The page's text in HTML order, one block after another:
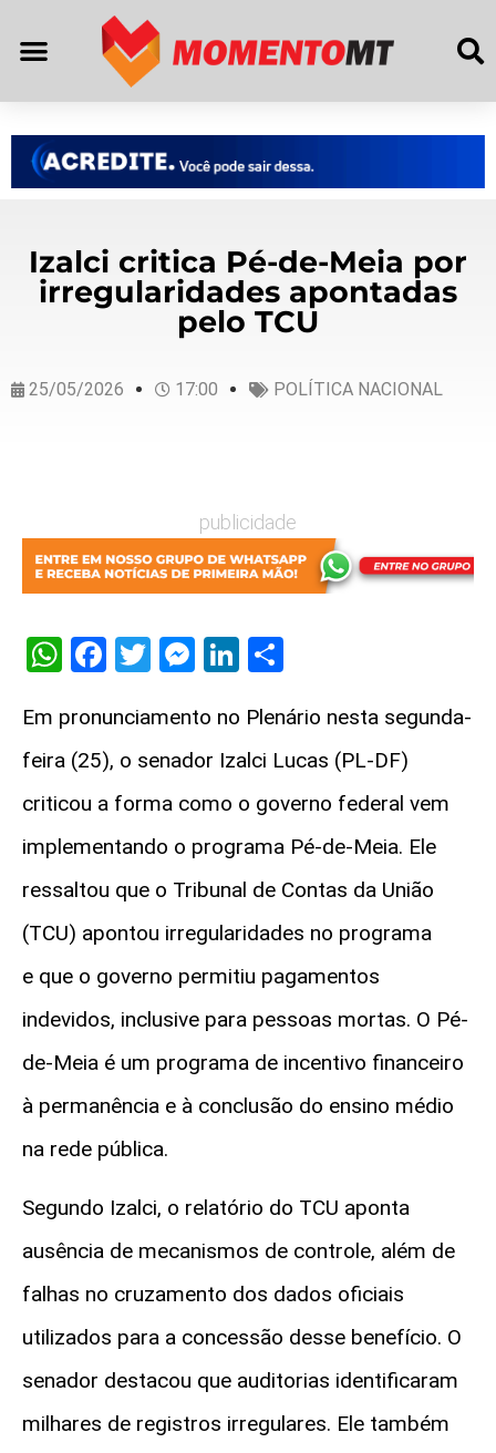
Izalci critica Pé-de-Meia por
irregularidades apontadas
pelo TCU
25/05/2026 17:00 POLÍTICA NACIONAL
publicidade
WhatsApp
Facebook
Twitter
Messenger
LinkedIn
Em pronunciamento no Plenário nesta segunda-
feira (25), o senador Izalci Lucas (PL-DF)
criticou a forma como o governo federal vem
implementando o programa Pé-de-Meia. Ele
ressaltou que o Tribunal de Contas da União
(TCU) apontou irregularidades no programa
e que o governo permitiu pagamentos
indevidos, inclusive para pessoas mortas. O Pé-
de-Meia é um programa de incentivo financeiro
à permanência e à conclusão do ensino médio
na rede pública.
Segundo Izalci, o relatório do TCU aponta
ausência de mecanismos de controle, além de
falhas no cruzamento dos dados oficiais
utilizados para a concessão desse benefício. O
senador destacou que auditorias identificaram
milhares de registros irregulares. Ele também